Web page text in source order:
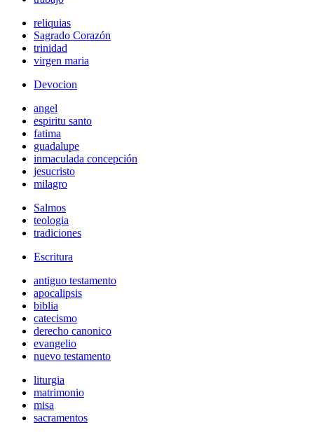
reliquias
Sagrado Corazón
trinidad
virgen maria
Devocion
angel
espiritu santo
fatima
guadalupe
inmaculada concepción
jesucristo
milagro
Salmos
teologia
tradiciones
Escritura
antiguo testamento
apocalipsis
biblia
catecismo
derecho canonico
evangelio
nuevo testamento
liturgia
matrimonio
misa
sacramentos